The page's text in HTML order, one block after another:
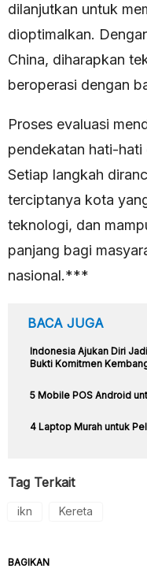
dilanjutkan untuk
dioptimalkan.
China, diharapkan
beroperasi dengan
Proses evaluasi
pendekatan hati-hati
Setiap langkah
terciptanya kota
teknologi, dan
panjang bagi
nasional.***
BACA JUGA
Indonesia Ajukan Diri
Bukti Komitmen
5 Mobile POS Android
4 Laptop Murah untuk
Tag Terkait
ikn Kereta
BAGIKAN